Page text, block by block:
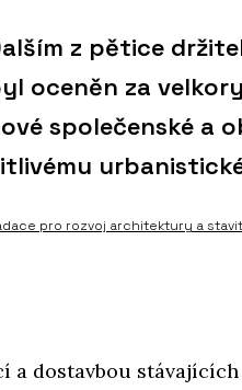
z pětice
oceněn za
společenské a
pro rozvoj architektury a
a dostavbou